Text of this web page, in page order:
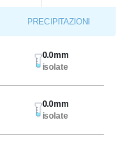
PRECIPITAZIONI
0.0mm
isolate
0.0mm
isolate